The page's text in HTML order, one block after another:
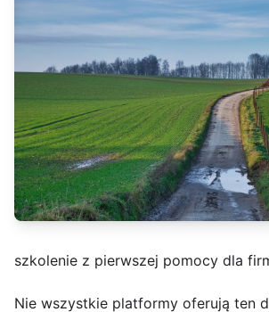
szkolenie z pierwszej pomocy dla
Nie wszystkie platformy oferują ten